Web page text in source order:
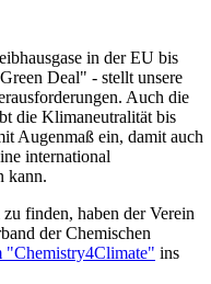
in der EU bis
Deal" - stellt unsere
Auch die
die Klimaneutralität bis
Augenmaß ein, damit auch
international
kann.
finden, haben der Verein
der Chemischen
"Chemistry4Climate" ins